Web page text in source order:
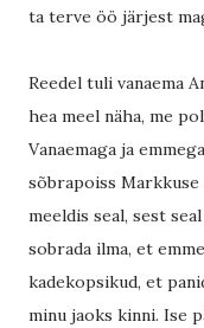
ta terve öö järjest
Reedel tuli vanaema
hea meel näha, me
Vanaemaga ja
sõbrapoiss Markkuse
meeldis seal, sest
sobrada ilma, et
kadekopsikud, et
minu jaoks kinni. Ise